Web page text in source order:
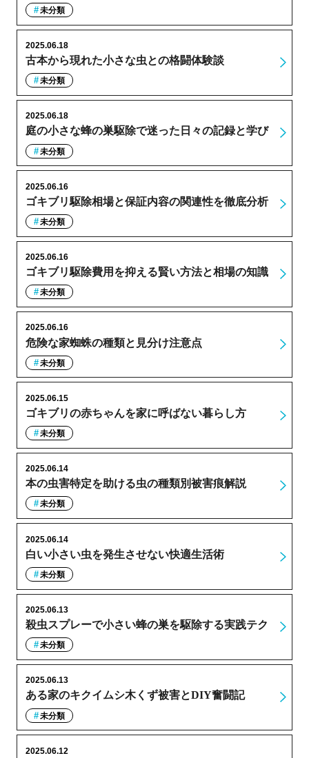
未分類
古本から現れた小さな虫との格闘体験談
2025.06.18
未分類
庭の小さな蜂の巣駆除で迷った日々の記録と学び
2025.06.18
未分類
ゴキブリ駆除相場と保証内容の関連性を徹底分析
2025.06.16
未分類
ゴキブリ駆除費用を抑える賢い方法と相場の知識
2025.06.16
未分類
危険な家蜘蛛の種類と見分け注意点
2025.06.16
未分類
ゴキブリの赤ちゃんを家に呼ばない暮らし方
2025.06.15
未分類
本の虫害特定を助ける虫の種類別被害痕解説
2025.06.14
未分類
白い小さい虫を発生させない快適生活術
2025.06.14
未分類
殺虫スプレーで小さい蜂の巣を駆除する実践テク
2025.06.13
未分類
ある家のキクイムシ木くず被害とDIY奮闘記
2025.06.13
未分類
2025.06.12